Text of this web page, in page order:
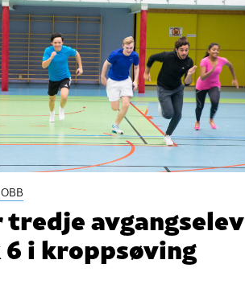
tredje avgangselev
i kroppsøving